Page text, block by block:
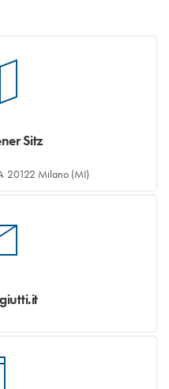
Sitz
20122 Milano (MI)